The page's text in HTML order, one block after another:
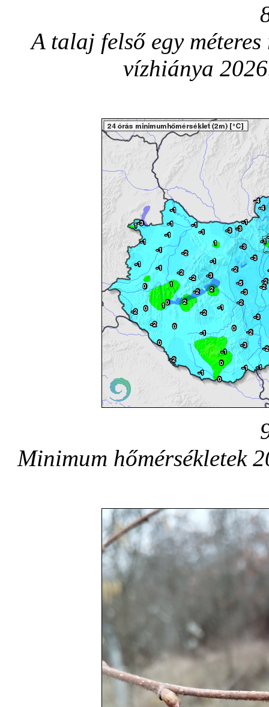
A talaj felső egy
vízhiánya
Minimum hőmérsékletek